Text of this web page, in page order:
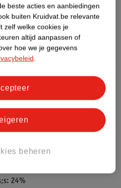
) = hoge impact op het milieu.
(+) = lage impact op het milieu.
op wereldwijde
24%
beste acties en aanbiedingen
buiten Kruidvat.be relevante
zelf welke cookies je
altijd aanpassen of
hoe we je gegevens
.
beheren